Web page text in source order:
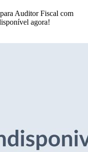
Auditor Fiscal com
agora!